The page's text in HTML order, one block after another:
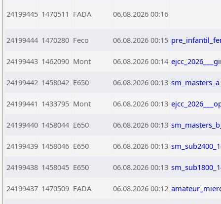
24199445 1470511 FADA 06.08.2026 00:16
24199444 1470280 Feco 06.08.2026 00:15
24199443 1462090 Mont 06.08.2026 00:14
24199442 1458042 E650 06.08.2026 00:13
24199441 1433795 Mont 06.08.2026 00:13
24199440 1458044 E650 06.08.2026 00:13
24199439 1458046 E650 06.08.2026 00:13
24199438 1458045 E650 06.08.2026 00:13
24199437 1470509 FADA 06.08.2026 00:12